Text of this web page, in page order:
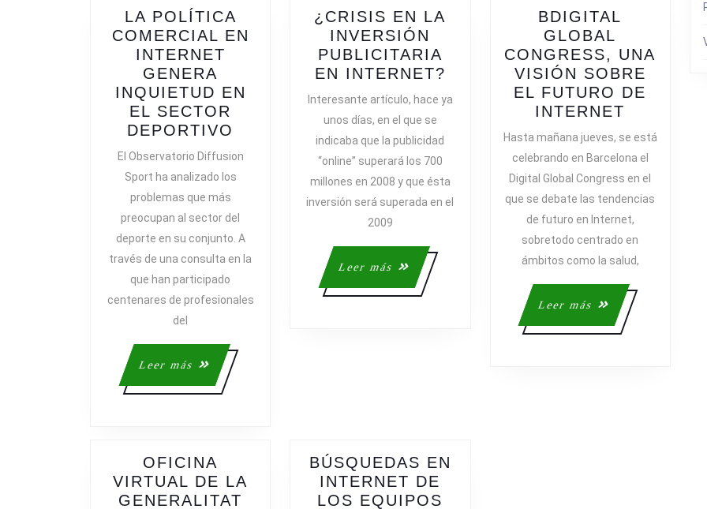
LA POLÍTICA
COMERCIAL EN
INTERNET
GENERA
INQUIETUD EN
EL SECTOR
DEPORTIVO
POLÍTICA
COMERCIAL
EN
INTERNET
GENERA
INQUIETUD
EN
SECTOR
El Observatorio Diffusion
Sport ha analizado los
problemas que más
preocupan al sector del
deporte en su conjunto. A
través de una consulta en la
que han participado
centenares de profesionales
del
Leer más
Leer
más
¿CRISIS EN LA
INVERSIÓN
PUBLICITARIA
EN INTERNET? ¿CRISIS
INVERSIÓN
INTERNET?
Interesante artículo, hace ya
unos días, en el que se
indicaba que la publicidad
“online” superará los 700
millones en 2008 y que ésta
inversión será superada en el
2009
Leer más
Leer
más
BDIGITAL
GLOBAL
CONGRESS, UNA
VISIÓN SOBRE
EL FUTURO DE
INTERNET
GLOBAL
UNA
VISIÓN
SOBRE
EL
FUTURO
DE
INTERNET
Hasta mañana jueves, se está
celebrando en Barcelona el
Digital Global Congress en el
que se debate las tendencias
de futuro en Internet,
sobretodo centrado en
ámbitos como la salud,
Leer más
Leer
más
OFICINA
VIRTUAL DE LA
GENERALITAT
BÚSQUEDAS EN
INTERNET DE
LOS EQUIPOS